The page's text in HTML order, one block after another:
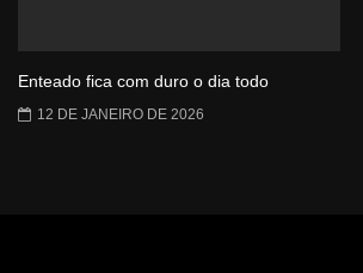
Enteado fica com duro o dia todo
12 DE JANEIRO DE 2026